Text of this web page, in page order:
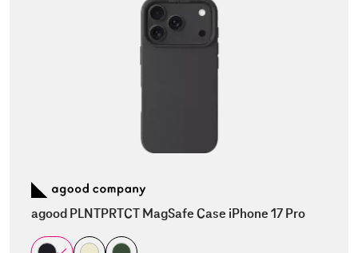
agood PLNTPRTCT MagSafe Case iPhone 17 Pro